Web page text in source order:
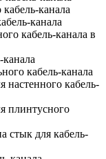
канала
канала
кабель-канала в
кабель-канала
настенного кабель-
плинтусного
стык для кабель-